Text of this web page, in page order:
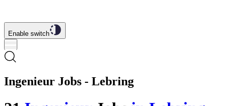
Enable switch
Ingenieur Jobs - Lebring